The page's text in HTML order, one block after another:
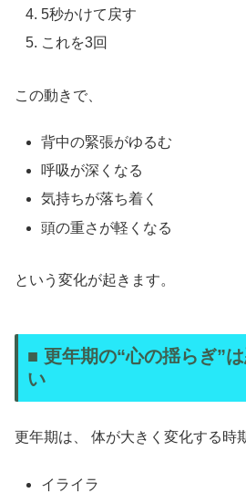
5秒かけて戻す
これを3回
この動きで、
背中の緊張がゆるむ
呼吸が深くなる
気持ちが落ち着く
頭の重さが軽くなる
という変化が起きます。
■ 更年期の“心の揺らぎ”
い
更年期は、 体が大きく変化する時
イライラ